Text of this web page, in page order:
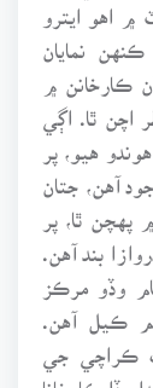
۾ اهو ايترو
نمايان
ڪارخانن ۾
اچن ٿا. اڳي
هيو، پر
آهن، جتان
پهچن ٿا، پر
بند آهن.
وڏو مرڪز
ڪيل آهن.
ڪراچي جي
وڏا ڪارخانا